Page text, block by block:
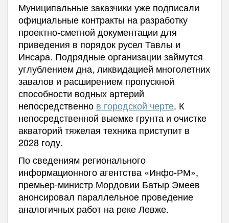
Муниципальные заказчики уже подписали
официальные контракты на разработку
проектно-сметной документации для
приведения в порядок русел Тавлы и
Инсара. Подрядные организации займутся
углублением дна, ликвидацией многолетних
завалов и расширением пропускной
способности водных артерий
непосредственно в городской черте. К
непосредственной выемке грунта и очистке
акваторий тяжелая техника приступит в
2028 году.
По сведениям регионального
информационного агентства «Инфо-РМ»,
премьер-министр Мордовии Батыр Эмеев
анонсировал параллельное проведение
аналогичных работ на реке Левже.